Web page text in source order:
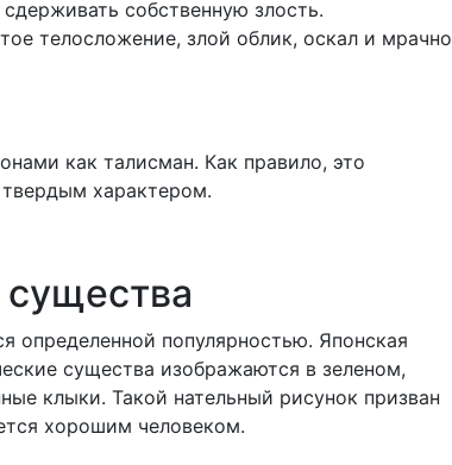
собственную злость.
телосложение, злой облик, оскал и мрачно
как талисман. Как правило, это
характером.
определенной популярностью. Японская
существа изображаются в зеленом,
клыки. Такой нательный рисунок призван
хорошим человеком.